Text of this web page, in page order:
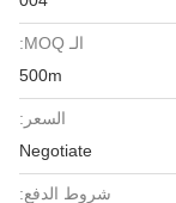
الـ MOQ:
500m
السعر:
Negotiate
شروط الدفع: